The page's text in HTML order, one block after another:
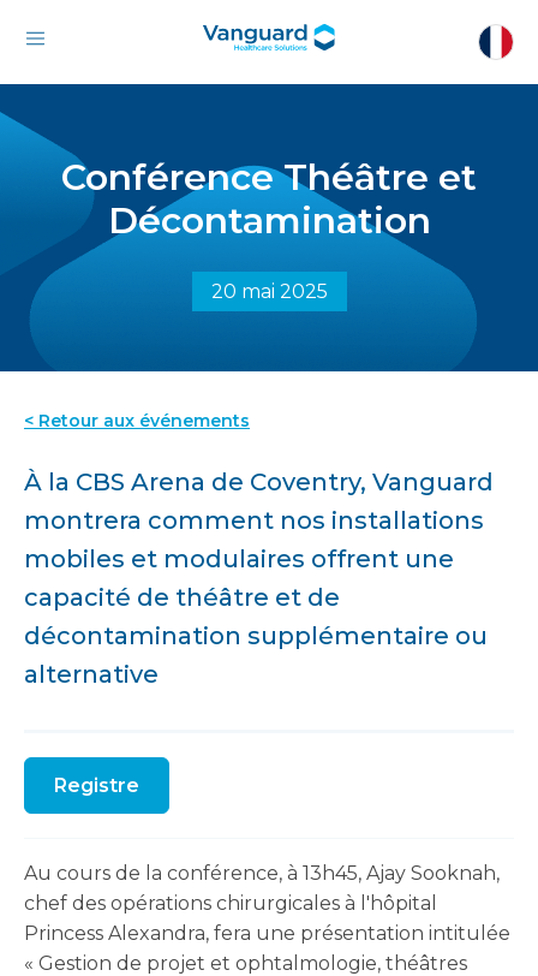
Conférence Théâtre et
Décontamination
20 mai 2025
< Retour aux événements
À la CBS Arena de Coventry, Vanguard
montrera comment nos installations
mobiles et modulaires offrent une
capacité de théâtre et de
décontamination supplémentaire ou
alternative
Registre
Au cours de la conférence, à 13h45, Ajay Sooknah,
chef des opérations chirurgicales à l'hôpital
Princess Alexandra, fera une présentation intitulée
« Gestion de projet et ophtalmologie, théâtres